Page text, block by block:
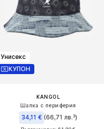
Унисекс
КУПОН
KANGOL
Шапка с периферия
34,11 € (66,71 лв.³)